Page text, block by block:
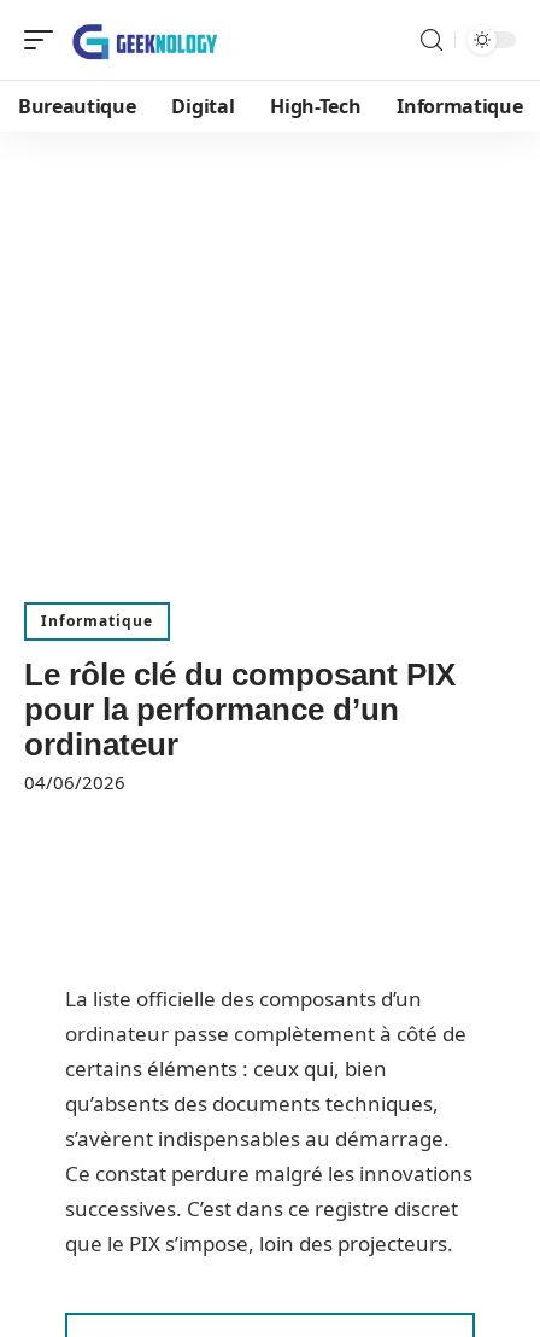
Bureautique Digital High-Tech Informatique
Informatique
Le rôle clé du composant PIX
pour la performance d’un
ordinateur
04/06/2026
La liste officielle des composants d’un
ordinateur passe complètement à côté de
certains éléments : ceux qui, bien
qu’absents des documents techniques,
s’avèrent indispensables au démarrage.
Ce constat perdure malgré les innovations
successives. C’est dans ce registre discret
que le PIX s’impose, loin des projecteurs.